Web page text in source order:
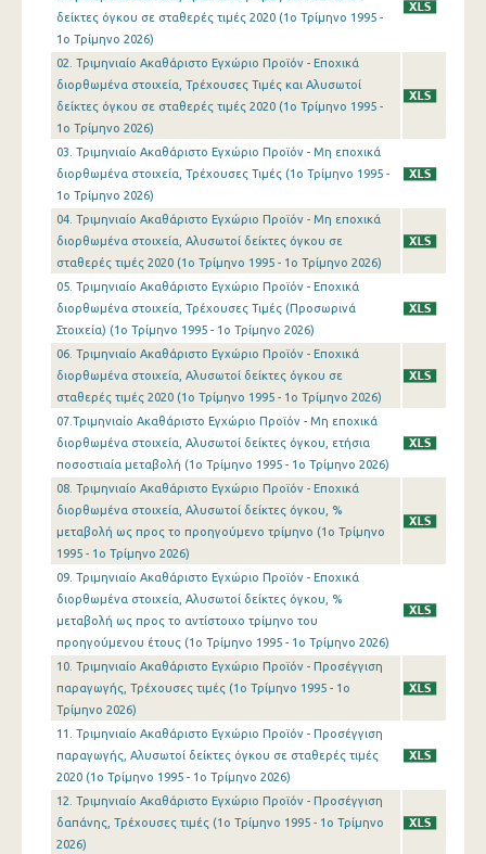
2o Τρίμηνο 2018
4o Τρίμηνο 2017
3o Τρίμηνο 2017
2o Τρίμηνο 2017
4o Τρίμηνο 2016
3o Τρίμηνο 2016
2o Τρίμηνο 2016
4o Τρίμηνο 2015
3o Τρίμηνο 2015
2o Τρίμηνο 2015
4o Τρίμηνο 2014
3o Τρίμηνο 2014
2o Τρίμηνο 2014
4o Τρίμηνο 2013
3o Τρίμηνο 2013
2o Τρίμηνο 2013
δείκτες όγκου σε σταθερές τιμές 2020 (1o Τρίμηνο 1995 -
1o Τρίμηνο 2026)
02. Τριμηνιαίο Ακαθάριστο Εγχώριο Προϊόν - Εποχικά
διορθωμένα στοιχεία, Τρέχουσες Τιμές και Αλυσωτοί
δείκτες όγκου σε σταθερές τιμές 2020 (1o Τρίμηνο 1995 -
1o Τρίμηνο 2026)
03. Τριμηνιαίο Ακαθάριστο Εγχώριο Προϊόν - Μη εποχικά
διορθωμένα στοιχεία, Τρέχουσες Τιμές (1o Τρίμηνο 1995 -
1o Τρίμηνο 2026)
04. Τριμηνιαίο Ακαθάριστο Εγχώριο Προϊόν - Μη εποχικά
διορθωμένα στοιχεία, Αλυσωτοί δείκτες όγκου σε
σταθερές τιμές 2020 (1o Τρίμηνο 1995 - 1o Τρίμηνο 2026)
05. Τριμηνιαίο Ακαθάριστο Εγχώριο Προϊόν - Εποχικά
διορθωμένα στοιχεία, Τρέχουσες Τιμές (Προσωρινά
Στοιχεία) (1o Τρίμηνο 1995 - 1o Τρίμηνο 2026)
06. Τριμηνιαίο Ακαθάριστο Εγχώριο Προϊόν - Εποχικά
διορθωμένα στοιχεία, Αλυσωτοί δείκτες όγκου σε
σταθερές τιμές 2020 (1o Τρίμηνο 1995 - 1o Τρίμηνο 2026)
07.Τριμηνιαίο Ακαθάριστο Εγχώριο Προϊόν - Μη εποχικά
διορθωμένα στοιχεία, Αλυσωτοί δείκτες όγκου, ετήσια
ποσοστιαία μεταβολή (1o Τρίμηνο 1995 - 1o Τρίμηνο 2026)
08. Τριμηνιαίο Ακαθάριστο Εγχώριο Προϊόν - Εποχικά
διορθωμένα στοιχεία, Αλυσωτοί δείκτες όγκου, %
μεταβολή ως προς το προηγούμενο τρίμηνο (1o Τρίμηνο
1995 - 1o Τρίμηνο 2026)
09. Τριμηνιαίο Ακαθάριστο Εγχώριο Προϊόν - Εποχικά
διορθωμένα στοιχεία, Αλυσωτοί δείκτες όγκου, %
μεταβολή ως προς το αντίστοιχο τρίμηνο του
προηγούμενου έτους (1o Τρίμηνο 1995 - 1o Τρίμηνο 2026)
10. Τριμηνιαίο Ακαθάριστο Εγχώριο Προϊόν - Προσέγγιση
παραγωγής, Τρέχουσες τιμές (1o Τρίμηνο 1995 - 1o
Τρίμηνο 2026)
11. Τριμηνιαίο Ακαθάριστο Εγχώριο Προϊόν - Προσέγγιση
παραγωγής, Αλυσωτοί δείκτες όγκου σε σταθερές τιμές
2020 (1o Τρίμηνο 1995 - 1o Τρίμηνο 2026)
12. Τριμηνιαίο Ακαθάριστο Εγχώριο Προϊόν - Προσέγγιση
δαπάνης, Τρέχουσες τιμές (1o Τρίμηνο 1995 - 1o Τρίμηνο
2026)